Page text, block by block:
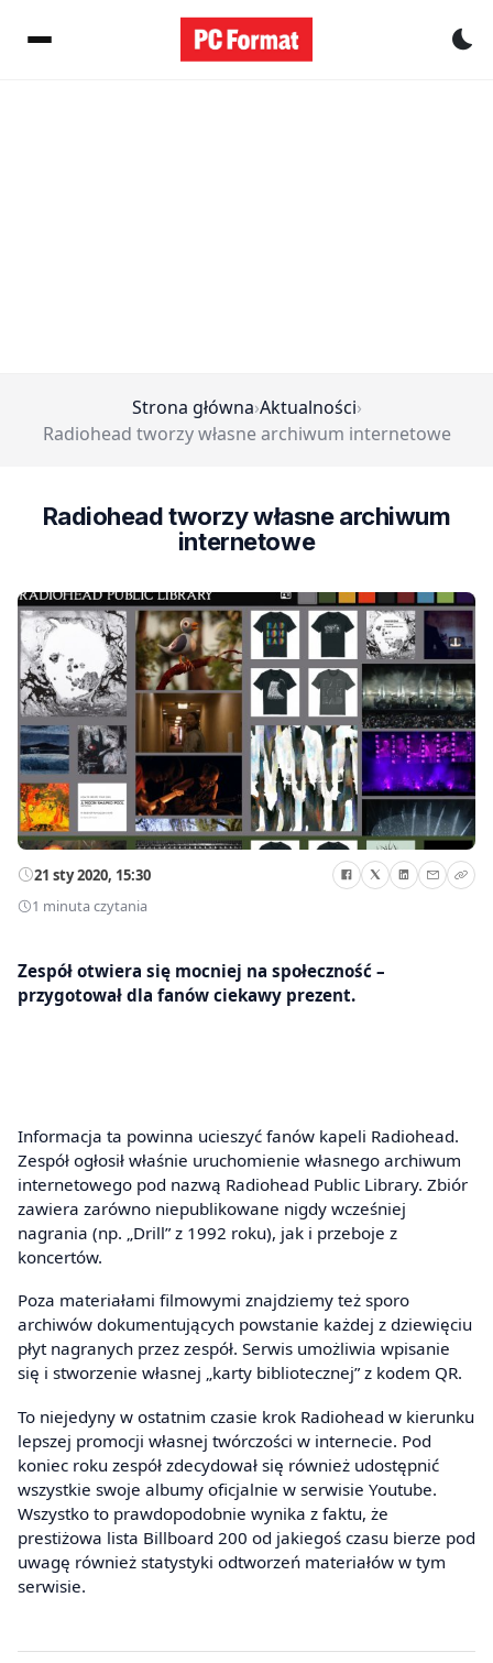
Strona główna›Aktualności›
Radiohead tworzy własne archiwum internetowe
Radiohead tworzy własne archiwum
internetowe
21 sty 2020, 15:30
1 minuta czytania
Zespół otwiera się mocniej na społeczność –
przygotował dla fanów ciekawy prezent.
Informacja ta powinna ucieszyć fanów kapeli Radiohead.
Zespół ogłosił właśnie uruchomienie własnego archiwum
internetowego pod nazwą Radiohead Public Library. Zbiór
zawiera zarówno niepublikowane nigdy wcześniej
nagrania (np. „Drill” z 1992 roku), jak i przeboje z
koncertów.
Poza materiałami filmowymi znajdziemy też sporo
archiwów dokumentujących powstanie każdej z dziewięciu
płyt nagranych przez zespół. Serwis umożliwia wpisanie
się i stworzenie własnej „karty bibliotecznej” z kodem QR.
To niejedyny w ostatnim czasie krok Radiohead w kierunku
lepszej promocji własnej twórczości w internecie. Pod
koniec roku zespół zdecydował się również udostępnić
wszystkie swoje albumy oficjalnie w serwisie Youtube.
Wszystko to prawdopodobnie wynika z faktu, że
prestiżowa lista Billboard 200 od jakiegoś czasu bierze pod
uwagę również statystyki odtworzeń materiałów w tym
serwisie.